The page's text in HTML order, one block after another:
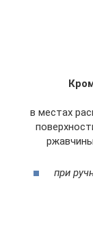
в местах
при